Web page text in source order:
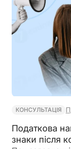
КОНСУЛЬТАЦІЯ
Податкова
знаки після